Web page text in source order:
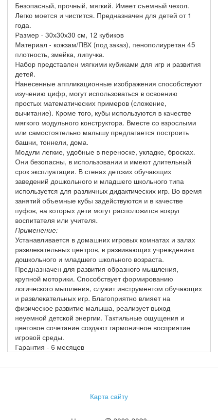
Безопасный, прочный, мягкий. Имеет съемный чехол.
Легко моется и чистится. Предназначен для детей от 1
года.
Размер - 30х30х30 см, 12 кубиков
Материал - кожзам/ПВХ (под заказ), пенополиуретан 45
плотность, змейка, липучка.
Набор представлен мягкими кубиками для игр и развития
детей.
Нанесенные аппликационные изображения способствуют
изучению цифр, могут использоваться в освоению
простых математических примеров (сложение,
вычитание). Кроме того, кубы используются в качестве
мягкого модульного конструктора. Вместе со взрослыми
или самостоятельно малышу предлагается построить
башни, тоннели, дома.
Модули легкие, удобные в переноске, укладке, бросках.
Они безопасны, в использовании и имеют длительный
срок эксплуатации. В стенах детских обучающих
заведений дошкольного и младшего школьного типа
используется для различных дидактических игр. Во время
занятий объемные кубы задействуются и в качестве
пуфов, на которых дети могут расположится вокруг
воспитателя или учителя.
Применение:
Устанавливается в домашних игровых комнатах и залах
развлекательных центров, в развивающих учреждениях
дошкольного и младшего школьного возраста.
Предназначен для развития образного мышления,
крупной моторики. Способствует формированию
логического мышления, служит инструментом обучающих
и развлекательных игр. Благоприятно влияет на
физическое развитие малыша, реализует выход
неуемной детской энергии. Тактильные ощущения и
цветовое сочетание создают гармоничное восприятие
игровой среды.
Гарантия - 6 месяцев
Карта сайту